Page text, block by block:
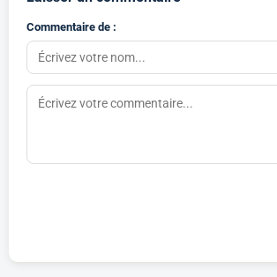
Commentaire de :